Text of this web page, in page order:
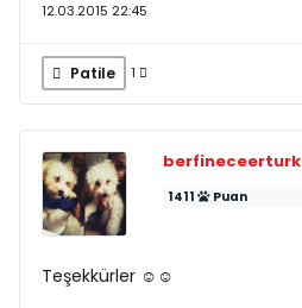
12.03.2015 22:45
Patile 1
berfineceerturk
1411 Puan
Teşekkürler ☺☺